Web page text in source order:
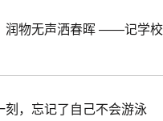
润物无声洒春晖 ——记学
刻，忘记了自己不会游泳